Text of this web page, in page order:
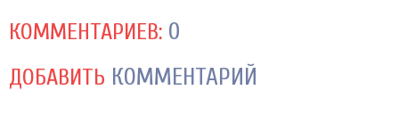
КОММЕНТАРИЕВ: 0
ДОБАВИТЬ КОММЕНТАРИЙ